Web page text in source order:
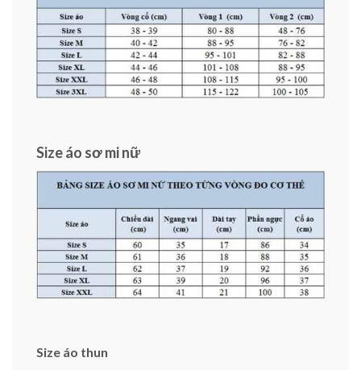
Size áo sơ mi nữ
Size áo thun